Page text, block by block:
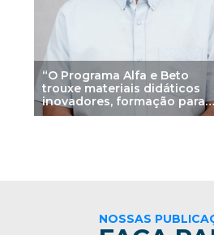
“O Programa Alfa e Beto
trouxe materiais didáticos
inovadores, formação para
professores e metodologia
NOSSAS